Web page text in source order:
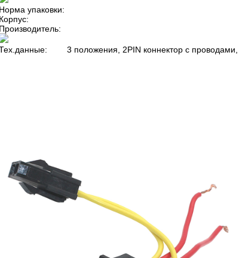
Норма упаковки:
Корпус:
Производитель:
3 положения, 2PIN коннектор с